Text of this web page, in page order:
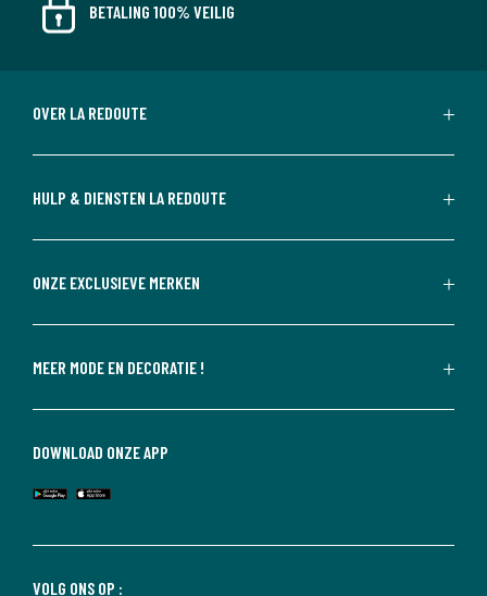
BETALING 100% VEILIG
OVER LA REDOUTE
HULP & DIENSTEN LA REDOUTE
ONZE EXCLUSIEVE MERKEN
MEER MODE EN DECORATIE !
VOLG ONS OP :
DOWNLOAD ONZE APP